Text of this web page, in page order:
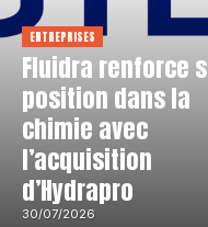
ENTREPRISES
Fluidra renforce
position dans la
chimie avec
l’acquisition
d’Hydrapro
30/07/2026